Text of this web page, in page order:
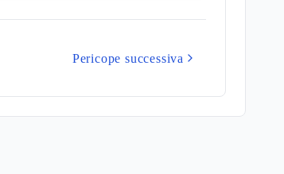
Pericope successiva